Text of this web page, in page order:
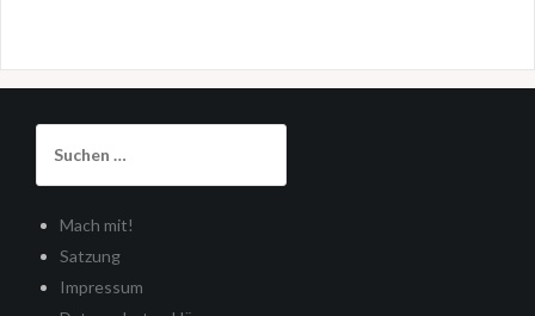
nach:
Mach mit!
Satzung
Impressum